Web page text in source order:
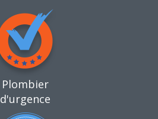
Plombier
d'urgence